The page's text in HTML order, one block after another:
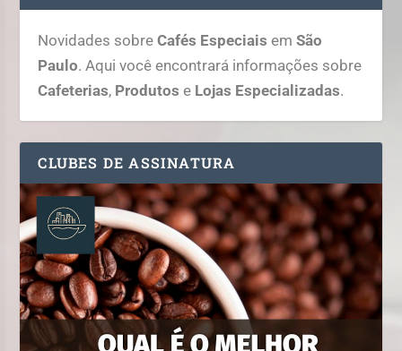
Novidades sobreCafés Especiais emSão
Paulo. Aqui você encontrará informações sobre
Cafeterias, Produtos e Lojas Especializadas.
CLUBES DE ASSINATURA